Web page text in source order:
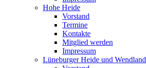
Hohe Heide
Vorstand
Termine
Kontakte
Mitglied werden
Impressum
Lüneburger Heide und Wendland